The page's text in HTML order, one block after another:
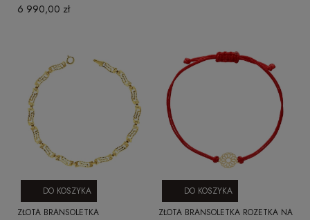
6 990,00 zł
ZŁOTA BRANSOLETKA
DO KOSZYKA
ZŁOTA BRANSOLETKA ROZETKA NA
DO KOSZYKA